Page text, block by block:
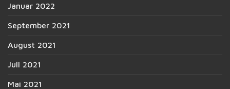
Januar 2022
September 2021
August 2021
Juli 2021
Mai 2021